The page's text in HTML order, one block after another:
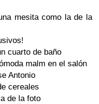
mesita como la de la
cuarto de baño
malm en el salón
Antonio
cereales
de la foto